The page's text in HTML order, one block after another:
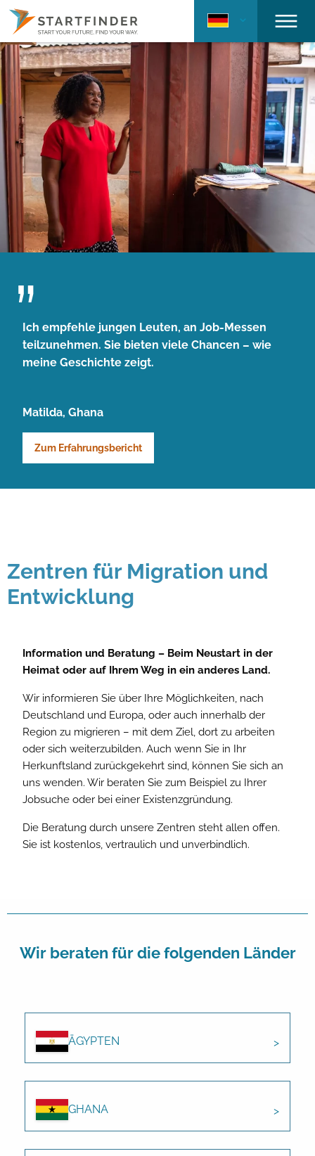
Ich empfehle jungen Leuten, an Job-Messen
teilzunehmen. Sie bieten viele Chancen – wie
meine Geschichte zeigt.
Matilda, Ghana
Zum Erfahrungsbericht
Zentren für Migration und
Entwicklung
Information und Beratung – Beim Neustart in der
Heimat oder auf Ihrem Weg in ein anderes Land.
Wir informieren Sie über Ihre Möglichkeiten, nach
Deutschland und Europa, oder auch innerhalb der
Region zu migrieren – mit dem Ziel, dort zu arbeiten
oder sich weiterzubilden. Auch wenn Sie in Ihr
Herkunftsland zurückgekehrt sind, können Sie sich an
uns wenden. Wir beraten Sie zum Beispiel zu Ihrer
Jobsuche oder bei einer Existenzgründung.
Die Beratung durch unsere Zentren steht allen offen.
Sie ist kostenlos, vertraulich und unverbindlich.
Wir beraten für die folgenden Länder
ÄGYPTEN
GHANA